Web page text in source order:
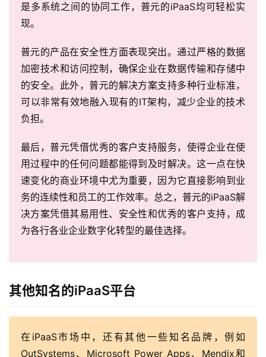
是多系统之间的协同工作，普元的iPaaS均可轻松实
现。
普元的产品在安全性方面表现突出。通过严格的数据
加密技术和访问控制，确保企业在数据传输和存储中
的安全。此外，普元的解决方案支持多种行业标准，
可以非常有效地融入现有的IT架构，减少企业的技术
负担。
最后，普元凭借优秀的客户支持服务，使得企业在使
用过程中的任何问题都能得到及时解决。这一点在快
速变化的商业环境中尤为重要，因为它直接影响到业
务的连续性和员工的工作效率。总之，普元的iPaaS解
决方案凭借其易用性、安全性和优秀的客户支持，成
为各行各业企业数字化转型的最佳选择。
其他知名的iPaaS平台
在iPaaS市场中，还有其他一些知名品牌，例如
OutSystems、Microsoft Power Apps、Mendix和